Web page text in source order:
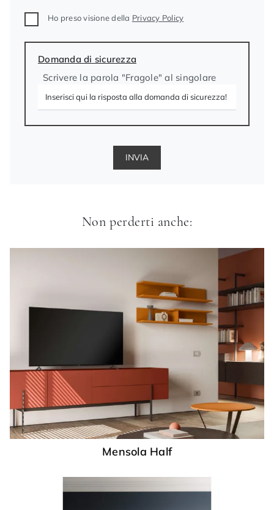
Ho preso visione della Privacy Policy
Domanda di sicurezza
Scrivere la parola "Fragole" al singolare
INVIA
Non perderti anche:
Mensola Half